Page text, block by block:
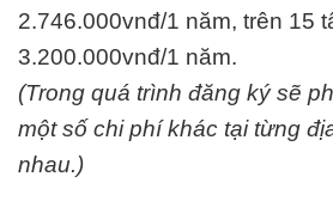
2.746.000vnđ/1 năm, trên 15
3.200.000vnđ/1 năm.
(Trong quá trình đăng ký sẽ
một số chi phí khác tại từng
nhau.)